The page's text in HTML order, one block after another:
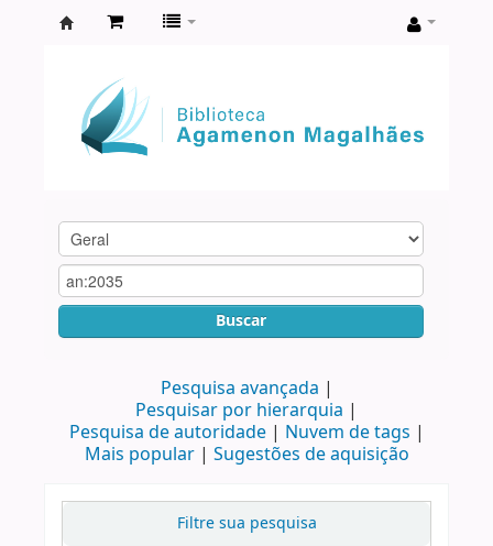
Agamenon
Magalhães
Buscar
Pesquisa avançada
Pesquisar por hierarquia
Pesquisa de autoridade
Nuvem de tags
Mais popular
Sugestões de aquisição
Filtre sua pesquisa